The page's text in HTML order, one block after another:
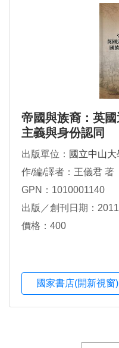
帝國與族裔：英
主義與身份認同
出版單位： 國立中山大
作/編/譯者：王儀君 著
GPN：1010001140
出版／創刊日期：
價格：400
國家書店(開新視窗)